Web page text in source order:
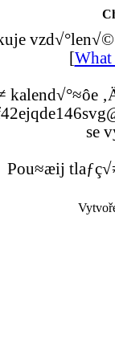
[What
kalend√°≈ôe
se
Pou≈æij